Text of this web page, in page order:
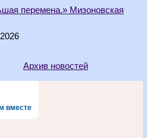
перемена.» Мизоновская
Архив новостей
вместе